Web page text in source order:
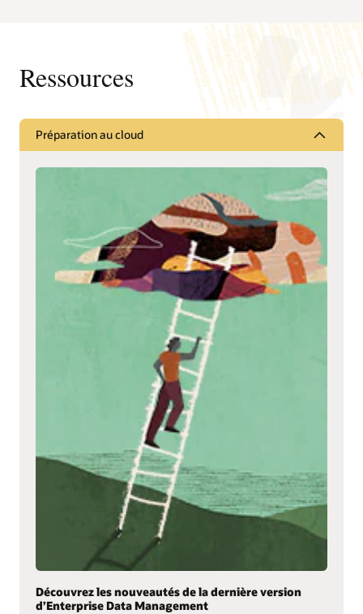
Ressources
Préparation au cloud
Découvrez les nouveautés de la dernière version
d’Enterprise Data Management